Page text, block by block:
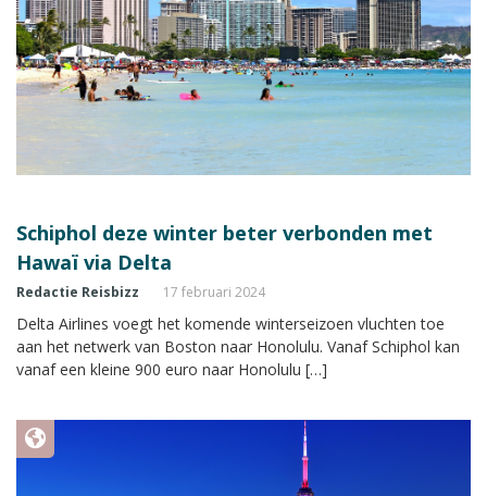
Schiphol deze winter beter verbonden met
Hawaï via Delta
Redactie Reisbizz 17 februari 2024
Delta Airlines voegt het komende winterseizoen vluchten toe
aan het netwerk van Boston naar Honolulu. Vanaf Schiphol kan
vanaf een kleine 900 euro naar Honolulu […]